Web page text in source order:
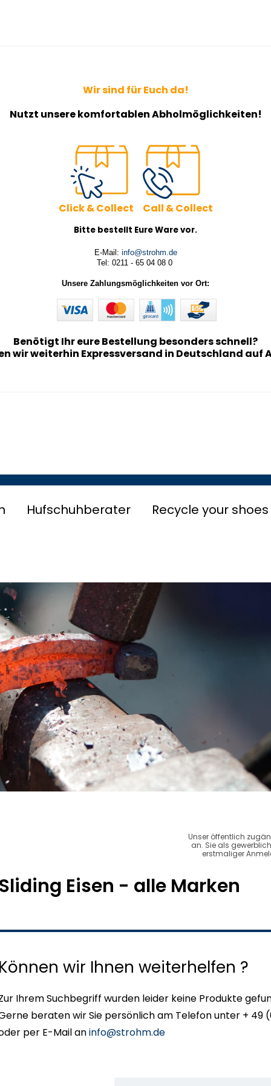
Wir sind für Euch da!
Nutzt unsere komfortablen Abholmöglichkeiten!
Click & Collect Call & Collect
Bitte bestellt Eure Ware vor.
E-Mail: info@strohm.de
Tel: 0211 - 65 04 08 0
Unsere Zahlungsmöglichkeiten vor Ort:
Benötigt Ihr eure Bestellung besonders schnell?
wir weiterhin Expressversand in Deutschland auf
Hufschuhberater Recycle your shoes
Unser öffentlich
an. Sie als
erstmaliger
Sliding Eisen - alle Marken
Können wir Ihnen weiterhelfen ?
Ihrem Suchbegriff wurden leider keine Produkte
beraten wir Sie persönlich am Telefon unter + 49
per E-Mail aninfo@strohm.de